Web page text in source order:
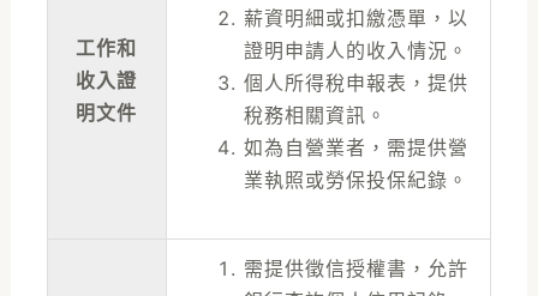
工作和
收入證
明文件
薪資明細或扣繳憑單，以
證明申請人的收入情況。
個人所得稅申報表，提供
稅務相關資訊。
如為自營業者，需提供營
業執照或勞保投保紀錄。
需提供徵信授權書，允許